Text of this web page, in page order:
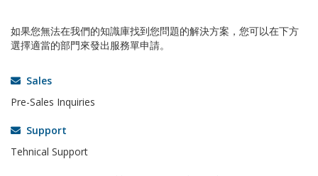
如果您無法在我們的知識庫找到您問題的解決方案，您可以在下方
選擇適當的部門來發出服務單申請。
Sales
Pre-Sales Inquiries
Support
Tehnical Support